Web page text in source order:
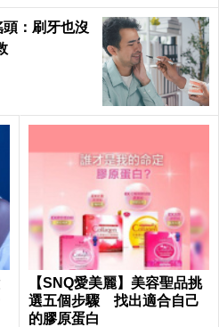
：刷牙也沒
【SNQ愛美麗】美容聖品挑
選五個步驟 找出適合自己
的膠原蛋白